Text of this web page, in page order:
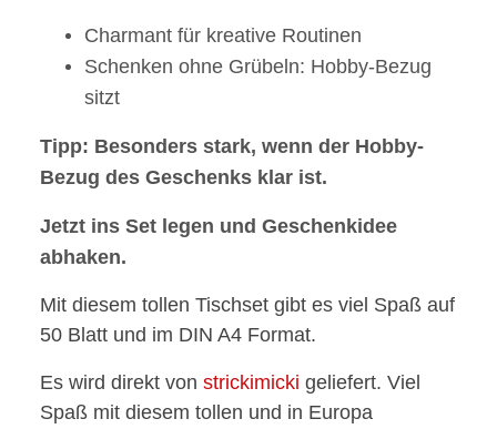
Charmant für kreative Routinen
Schenken ohne Grübeln: Hobby-Bezug
sitzt
Tipp: Besonders stark, wenn der Hobby-
Bezug des Geschenks klar ist.
Jetzt ins Set legen und Geschenkidee
abhaken.
Mit diesem tollen Tischset gibt es viel Spaß auf
50 Blatt und im DIN A4 Format.
Es wird direkt von strickimicki geliefert. Viel
Spaß mit diesem tollen und in Europa